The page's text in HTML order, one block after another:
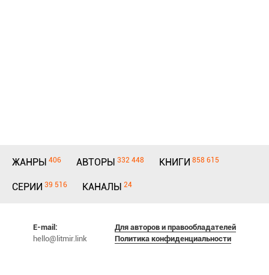
ЖАНРЫ 406 АВТОРЫ 332 448 КНИГИ 858 615
СЕРИИ 39 516 КАНАЛЫ 24
E-mail:
hello@litmir.link
Для авторов и правообладателей
Политика конфиденциальности